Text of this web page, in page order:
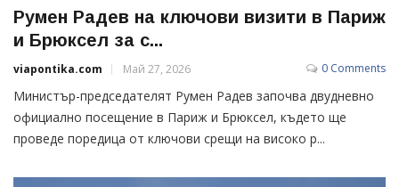
Румен Радев на ключови визити в Париж
и Брюксел за с...
viapontika.com Май 27, 2026 0 Comments
Министър-председателят Румен Радев започва двудневно
официално посещение в Париж и Брюксел, където ще
проведе поредица от ключови срещи на високо р...